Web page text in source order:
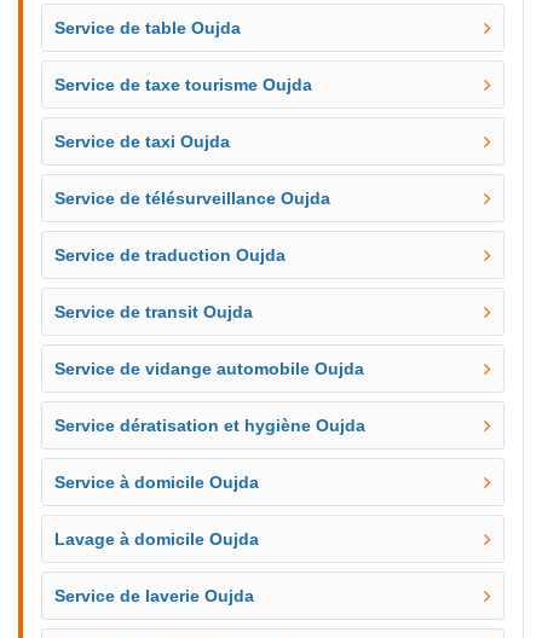
Service de table Oujda
Service de taxe tourisme Oujda
Service de taxi Oujda
Service de télésurveillance Oujda
Service de traduction Oujda
Service de transit Oujda
Service de vidange automobile Oujda
Service dératisation et hygiène Oujda
Service à domicile Oujda
Lavage à domicile Oujda
Service de laverie Oujda